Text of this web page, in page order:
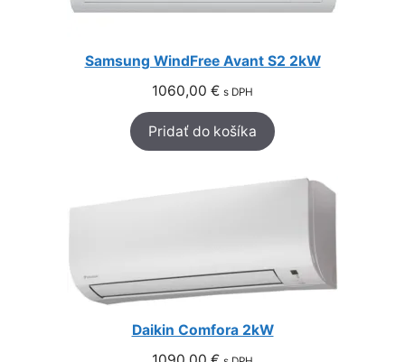
Samsung WindFree Avant S2 2kW
1060,00 € s DPH
Pridať do košíka
Daikin Comfora 2kW